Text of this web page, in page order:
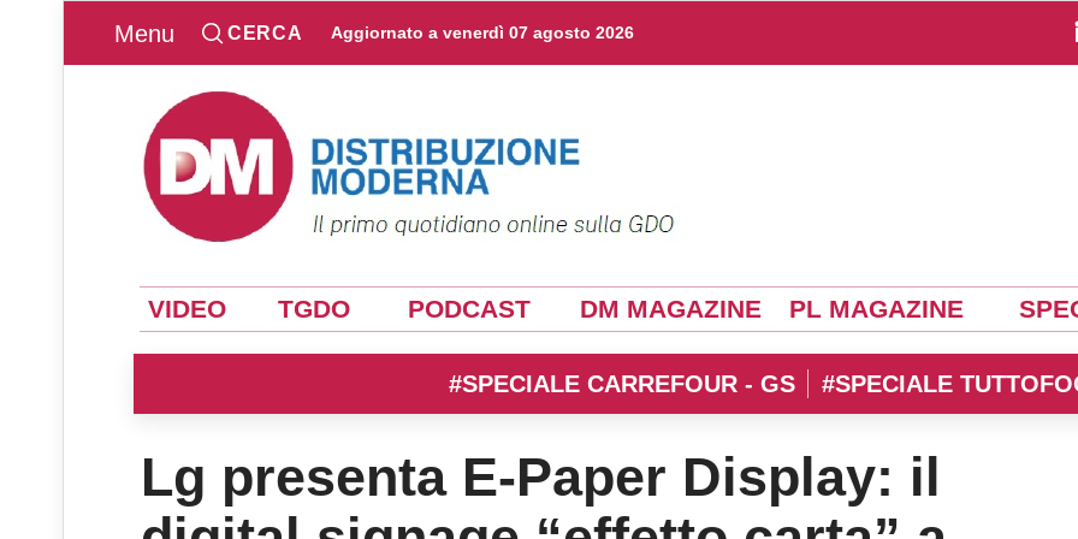
Menu CERCA Aggiornato a venerdì 07 agosto 2026
VIDEO TGDO PODCAST DM MAGAZINE PL MAGAZINE
#SPECIALE CARREFOUR - GS #SPECIALE
Lg presenta E-Paper Display: il